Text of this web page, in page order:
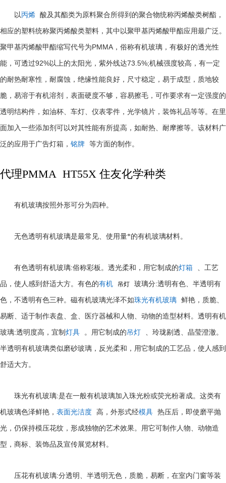
以丙烯 酸及其酯类为原料聚合所得到的聚合物统称丙烯酸类树酯，
相应的塑料统称聚丙烯酸类塑料，其中以聚甲基丙烯酸甲酯应用最广泛。
聚甲基丙烯酸甲酯缩写代号为PMMA，俗称有机玻璃，有极好的透光性
能，可透过92%以上的太阳光，紫外线达73.5%;机械强度较高，有一定
的耐热耐寒性，耐腐蚀，绝缘性能良好，尺寸稳定，易于成型，质地较
脆，易溶于有机溶剂，表面硬度不够，容易擦毛，可作要求有一定强度的
透明结构件，如油杯、车灯、仪表零件，光学镜片，装饰礼品等等。在里
面加入一些添加剂可以对其性能有所提高，如耐热、耐摩擦等。该材料广
泛的应用于广告灯箱， 铭牌 等方面的制作。
代理PMMA HT55X 住友化学种类
有机玻璃按照外形可分为四种。
无色透明有机玻璃是最常见、使用量*的有机玻璃材料。
有色透明有机玻璃:俗称彩板。透光柔和，用它制成的灯箱 、工艺
品，使人感到舒适大方。有色的有机 吊灯 玻璃分:透明有色、半透明有
色，不透明有色三种。磁有机玻璃光泽不如珠光有机玻璃 鲜艳，质脆、
易断、适于制作表盘、盒、医疗器械和人物、动物的造型材料。透明有机
玻璃:透明度高，宜制 灯具 。用它制成的吊灯 、玲珑剔透、晶莹澄澈。
半透明有机玻璃类似磨砂玻璃，反光柔和，用它制成的工艺品，使人感到
舒适大方。
珠光有机玻璃:是在一般有机玻璃加入珠光粉或荧光粉著成。这类有
机玻璃色泽鲜艳， 表面光洁度 高，外形式经模具 热压后，即使磨平抛
光，仍保持模压花纹，形成独物的艺术效果。用它可制作人物、动物造
型，商标、装饰品及宣传展览材料。
压花有机玻璃:分透明、半透明无色，质脆，易断，在室内门窗等装